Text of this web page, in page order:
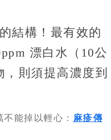
結構！最有效的
漂白水（10公
則須提高濃度到
能掉以輕心： 麻疹傳